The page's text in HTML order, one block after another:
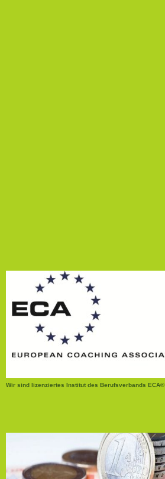
Wir sind lizenziertes Institut des Berufsverbands ECA®